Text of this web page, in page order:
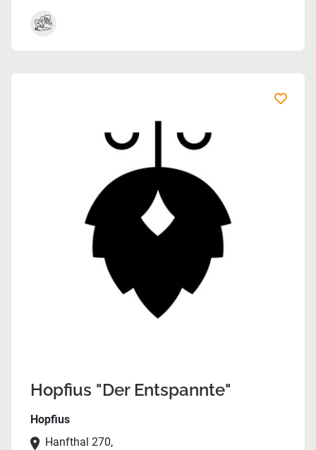
Hopfius "Der Entspannte"
Hopfius
Hanfthal 270,